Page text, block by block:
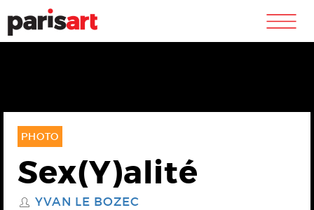
m
PHOTO
Sex(Y)alité
S YVAN LE BOZEC